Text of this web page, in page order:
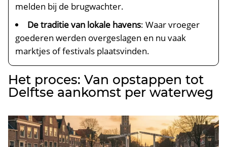
melden bij de brugwachter.​
De traditie van lokale havens: Waar vroeger
goederen werden overgeslagen en nu vaak
marktjes of festivals plaatsvinden.​
Het proces: Van opstappen tot
Delftse aankomst per waterweg